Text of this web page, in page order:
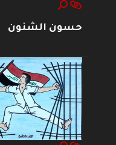
حسون الشنون